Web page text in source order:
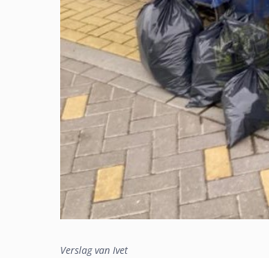
Verslag van Ivet